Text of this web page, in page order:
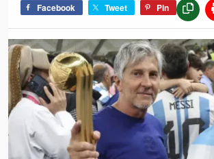
Facebook Tweet Pin